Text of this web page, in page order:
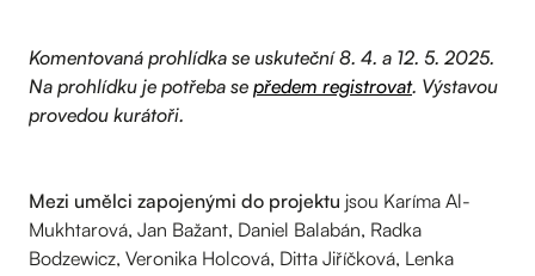
Komentovaná prohlídka se uskuteční 8. 4. a 12. 5. 2025.
Na prohlídku je potřeba se předem registrovat. Výstavou
provedou kurátoři.
Mezi umělci zapojenými do projektu jsou Karíma Al-
Mukhtarová, Jan Bažant, Daniel Balabán, Radka
Bodzewicz, Veronika Holcová, Ditta Jiříčková, Lenka